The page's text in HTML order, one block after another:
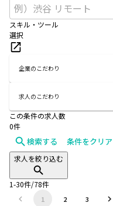
スキル・ツール
選択
企業のこだわり
求人のこだわり
この条件の求人数
0件
検索する 条件をクリア
求人を絞り込む
1-30件/78件
1 2 3